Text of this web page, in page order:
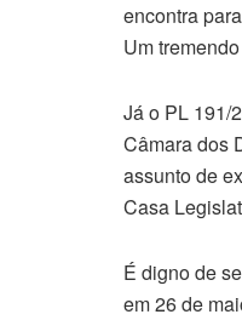
encontra
Um
Já o PL 191/
Câmara dos
assunto de
Casa
É digno de
em 26 de